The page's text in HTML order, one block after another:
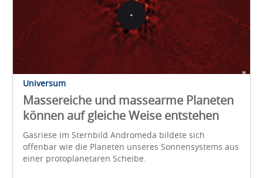
Universum
Massereiche und massearme Planeten
können auf gleiche Weise entstehen
Gasriese im Sternbild Andromeda bildete sich
offenbar wie die Planeten unseres Sonnensystems aus
einer protoplanetaren Scheibe.